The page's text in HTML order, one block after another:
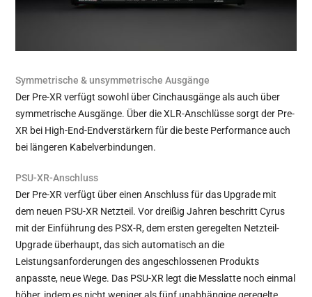
Symmetrische & unsymmetrische Ausgänge
Der Pre-XR verfügt sowohl über Cinchausgänge als auch über
symmetrische Ausgänge. Über die XLR-Anschlüsse sorgt der Pre-
XR bei High-End-Endverstärkern für die beste Performance auch
bei längeren Kabelverbindungen.
PSU-XR-Anschluss
Der Pre-XR verfügt über einen Anschluss für das Upgrade mit
dem neuen PSU-XR Netzteil. Vor dreißig Jahren beschritt Cyrus
mit der Einführung des PSX-R, dem ersten geregelten Netzteil-
Upgrade überhaupt, das sich automatisch an die
Leistungsanforderungen des angeschlossenen Produkts
anpasste, neue Wege. Das PSU-XR legt die Messlatte noch einmal